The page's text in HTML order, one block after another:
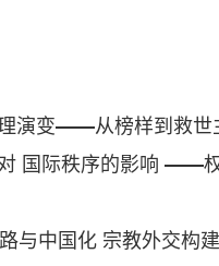
演变——从榜样到救世
国际秩序的影响 ——
与中国化 宗教外交